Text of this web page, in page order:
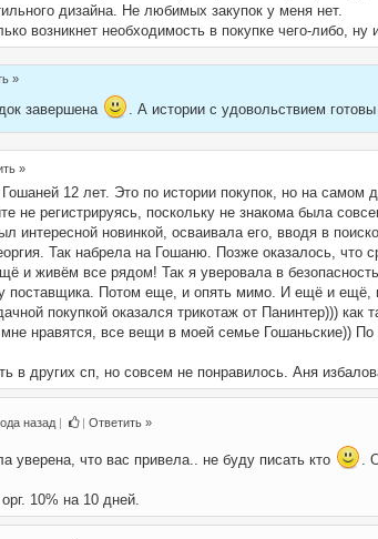
дизайна. Не любимых закупок у меня нет.
возникнет необходимость в покупке чего-либо, ну
»
завершена . А истории с удовольствием
»
12 лет. Это по истории покупок, но на самом
не регистрируясь, поскольку не знакома была
интересной новинкой, осваивала его, вводя в
Так набрела на Гошаню. Позже оказалось, что
и живём все рядом! Так я уверовала в
поставщика. Потом еще, и опять мимо. И ещё и ещё,
покупкой оказался трикотаж от Панинтер))) как
нравятся, все вещи в моей семье Гошаньские))
в других сп, но совсем не понравилось. Аня
назад | | Ответить »
уверена, что вас привела.. не буду писать кто .
10% на 10 дней.